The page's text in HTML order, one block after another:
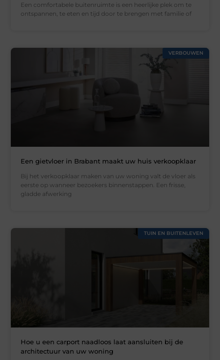
Een comfortabele buitenruimte is een heerlijke plek om te
ontspannen, te eten en tijd door te brengen met familie of
VERBOUWEN
Een gietvloer in Brabant maakt uw huis verkoopklaar
Bij het verkoopklaar maken van uw woning valt de vloer als
eerste op wanneer bezoekers binnenstappen. Een frisse,
gladde afwerking
TUIN EN BUITENLEVEN
Hoe u een carport naadloos laat aansluiten bij de
architectuur van uw woning